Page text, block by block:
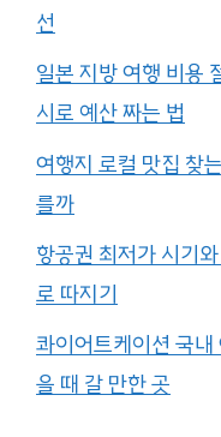
선
일본 지방 여행 비용
시로 예산 짜는 법
여행지 로컬 맛집 찾
를까
항공권 최저가 시기
로 따지기
콰이어트케이션 국
을 때 갈 만한 곳